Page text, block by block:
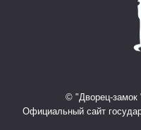
© "Дворец-замок
Официальный сайт